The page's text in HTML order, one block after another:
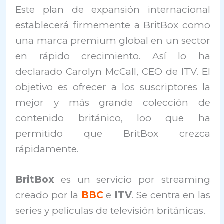
Este plan de expansión internacional
establecerá firmemente a BritBox como
una marca premium global en un sector
en rápido crecimiento. Así lo ha
declarado Carolyn McCall, CEO de ITV. El
objetivo es ofrecer a los suscriptores la
mejor y más grande colección de
contenido británico, loo que ha
permitido que BritBox crezca
rápidamente.
BritBox es un servicio por streaming
creado por la BBCe ITV. Se centra en las
series y películas de televisión británicas.